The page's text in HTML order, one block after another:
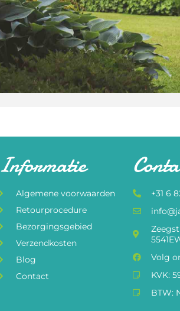
Informatie
Algemene voorwaarden
Retourprocedure
Bezorgingsgebied
Verzendkosten
Blog
Contact
+31 6
Volg
KVK:
BTW: